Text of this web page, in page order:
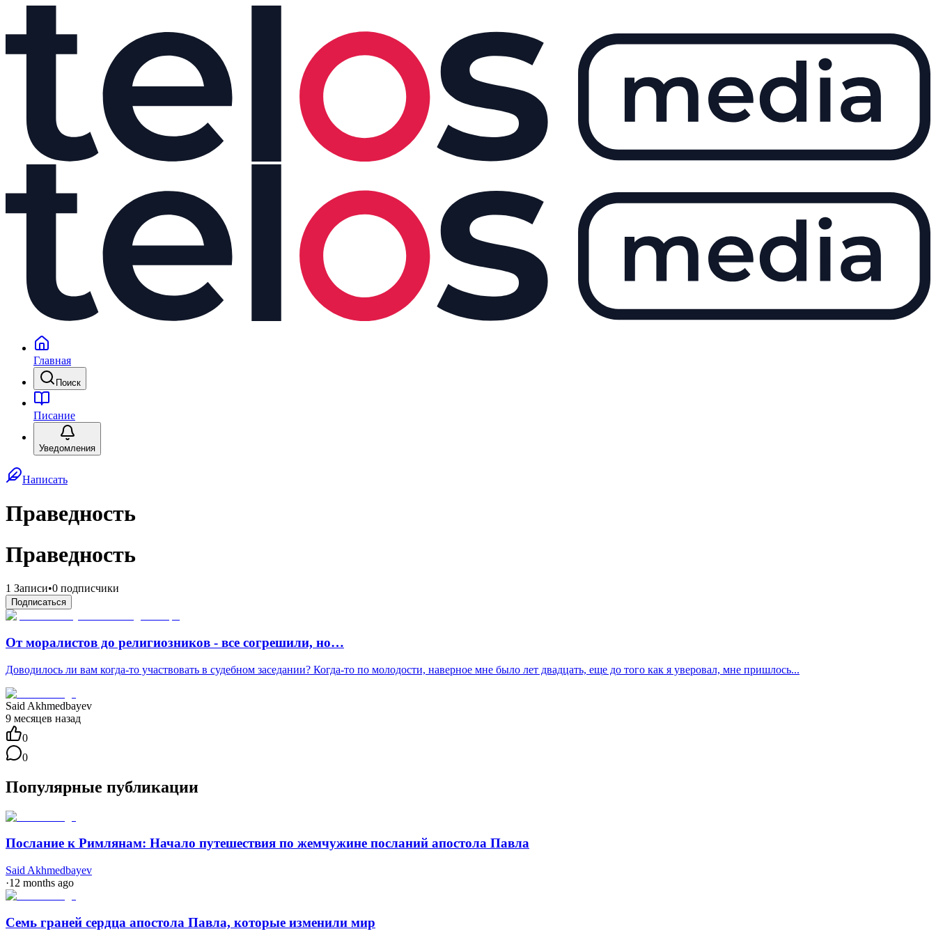
Главная
Поиск
Писание
Уведомления
Написать
Праведность
Праведность
1 Записи•0 подписчики
Подписаться
От моралистов до религиозников - все согрешили, но…
Доводилось ли вам когда-то участвовать в судебном заседании? Когда-то по молодости, наверное мне было лет двадцать, еще до того как я уверовал, мне пришлось...
Said Akhmedbayev
9 месяцев назад
0
0
Популярные публикации
Послание к Римлянам: Начало путешествия по жемчужине посланий апостола Павла
Said Akhmedbayev
·12 months ago
Семь граней сердца апостола Павла, которые изменили мир